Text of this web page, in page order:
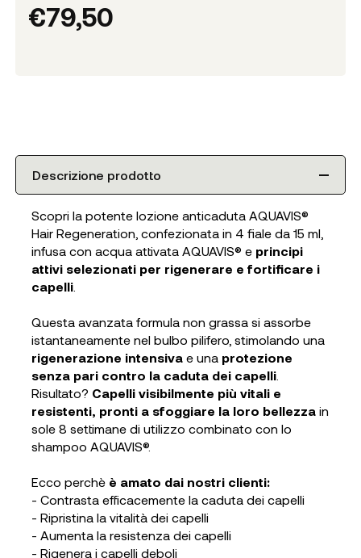
€79,50
Descrizione prodotto
Scopri la potente lozione anticaduta AQUAVIS®
Hair Regeneration, confezionata in 4 fiale da 15 ml,
infusa con acqua attivata AQUAVIS® e principi
attivi selezionati per rigenerare e fortificare i
capelli.
Questa avanzata formula non grassa si assorbe
istantaneamente nel bulbo pilifero, stimolando una
rigenerazione intensivae una protezione
senza pari contro la caduta dei capelli.
Risultato? Capelli visibilmente più vitali e
resistenti, pronti a sfoggiare la loro bellezzain
sole 8 settimane di utilizzo combinato con lo
shampoo AQUAVIS®.
Ecco perchè è amato dai nostri clienti:
- Contrasta efficacemente la caduta dei capelli
- Ripristina la vitalità dei capelli
- Aumenta la resistenza dei capelli
- Rigenera i capelli deboli